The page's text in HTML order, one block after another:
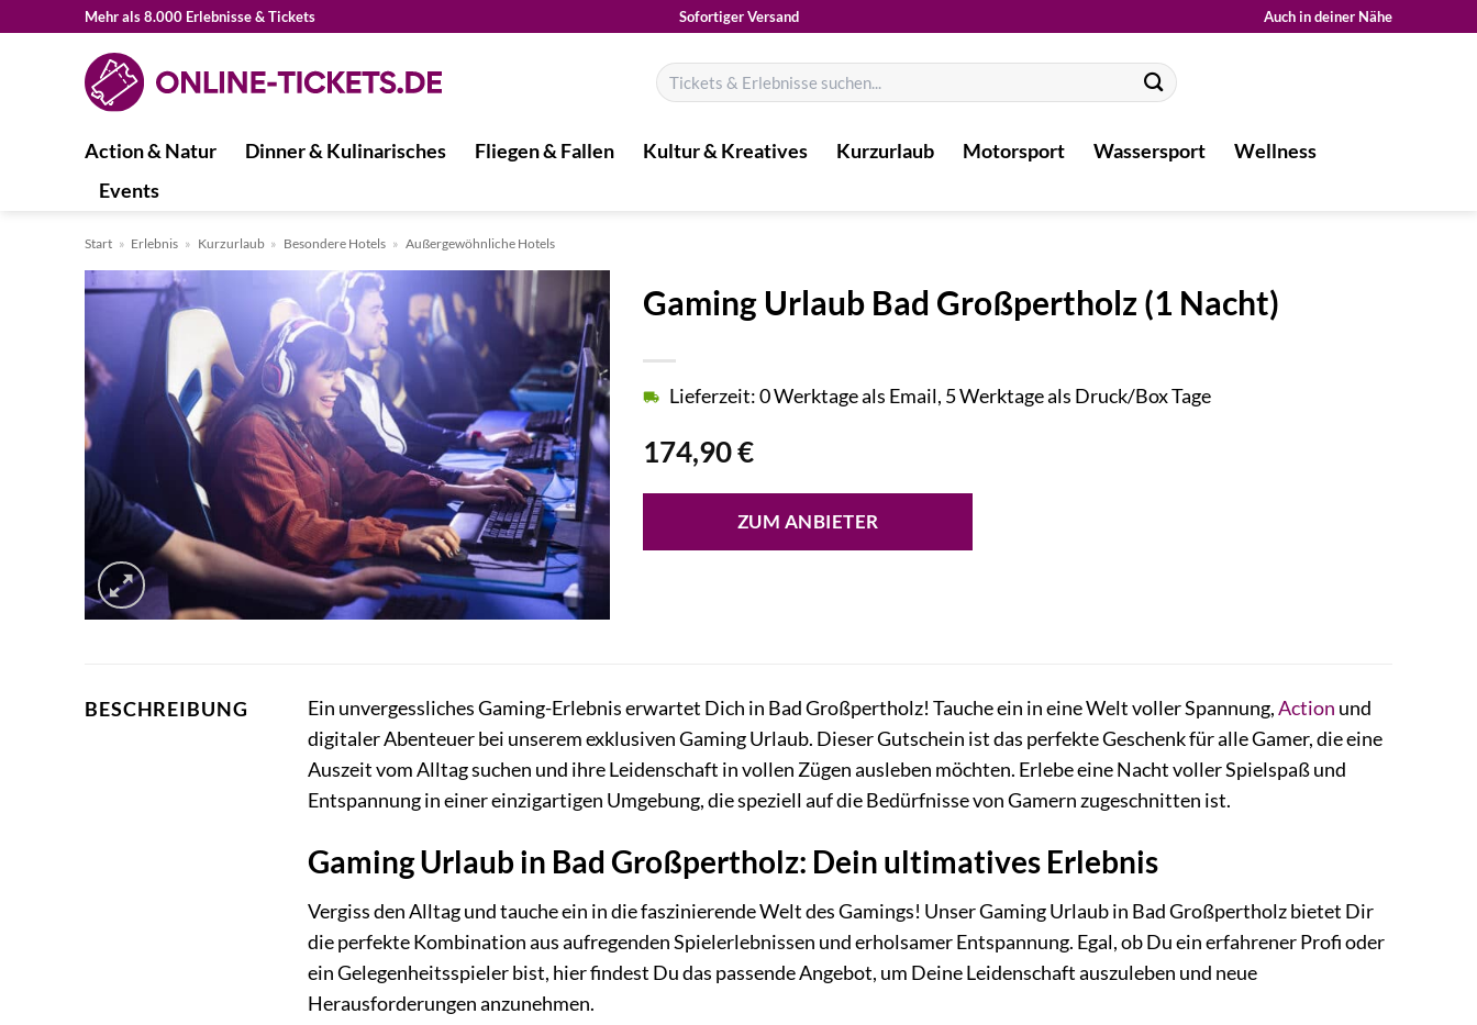
Mehr als 8.000 Erlebnisse & Tickets Sofortiger Versand Auch in deiner Nähe
Suchen
nach:
Action & Natur Dinner & Kulinarisches Fliegen & Fallen Kultur & Kreatives Kurzurlaub Motorsport Wassersport
Wellness
Events
Start » Erlebnis » Kurzurlaub » Besondere Hotels » Außergewöhnliche Hotels
Gaming Urlaub Bad Großpertholz (1 Nacht)
174,90€
Lieferzeit: 0 Werktage als Email, 5 Werktage als Druck/Box Tage
ZUM ANBIETER
BESCHREIBUNG Ein unvergessliches Gaming-Erlebnis erwartet Dich in Bad Großpertholz! Tauche ein in eine Welt voller Spannung,Action und
digitaler Abenteuer bei unserem exklusiven Gaming Urlaub. Dieser Gutschein ist das perfekte Geschenk für alle Gamer, die eine
Auszeit vom Alltag suchen und ihre Leidenschaft in vollen Zügen ausleben möchten. Erlebe eine Nacht voller Spielspaß und
Entspannung in einer einzigartigen Umgebung, die speziell auf die Bedürfnisse von Gamern zugeschnitten ist.
Gaming Urlaub in Bad Großpertholz: Dein ultimatives Erlebnis
Vergiss den Alltag und tauche ein in die faszinierende Welt des Gamings! Unser Gaming Urlaub in Bad Großpertholz bietet Dir
die perfekte Kombination aus aufregenden Spielerlebnissen und erholsamer Entspannung. Egal, ob Du ein erfahrener Profi oder
ein Gelegenheitsspieler bist, hier findest Du das passende Angebot, um Deine Leidenschaft auszuleben und neue
Herausforderungen anzunehmen.